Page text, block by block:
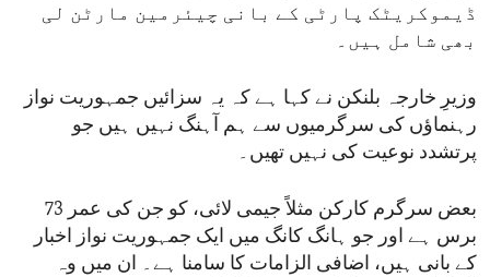
ڈیموکریٹک پارٹی کے بانی چیئرمین مارٹن لی
بھی شامل ہیں۔
وزیرِ خارجہ بلنکن نے کہا ہے کہ یہ سزائیں جمہوریت نواز
رہنماؤں کی سرگرمیوں سے ہم آہنگ نہیں ہیں جو
پرتشدد نوعیت کی نہیں تھیں۔
بعض سرگرم کارکن مثلاً جیمی لائی، کو جن کی عمر 73
برس ہے اور جو ہانگ کانگ میں ایک جمہوریت نواز اخبار
کے بانی ہیں، اضافی الزامات کا سامنا ہے۔ ان میں وہ